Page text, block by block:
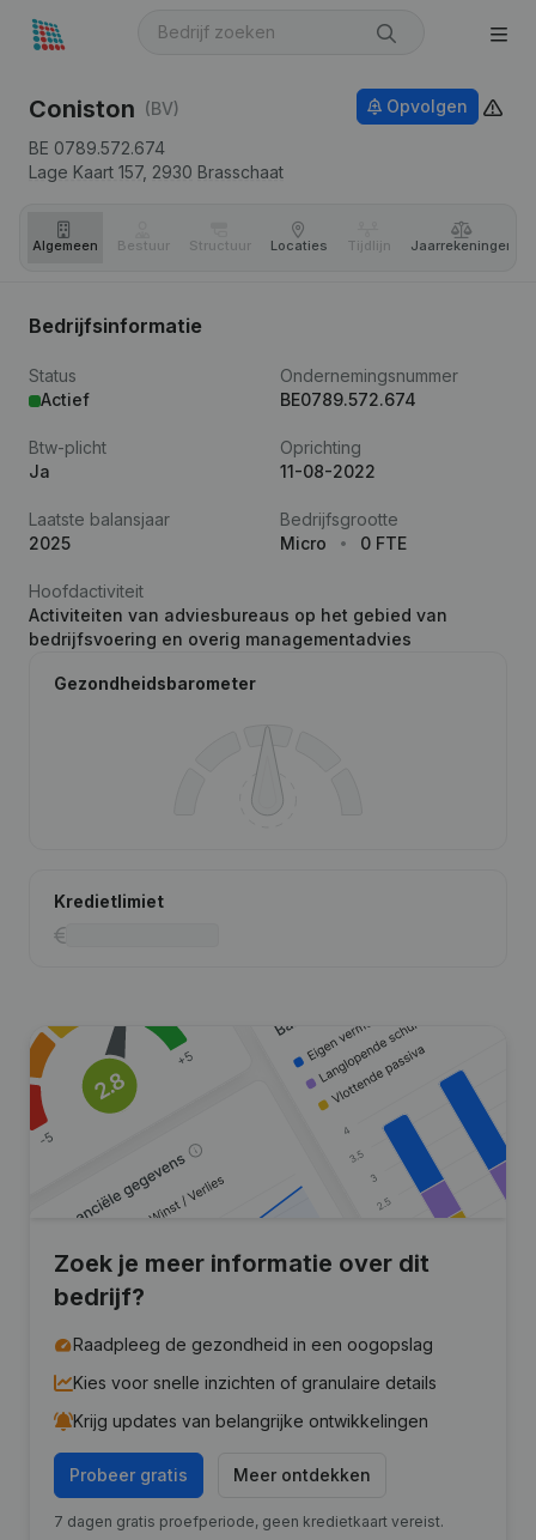
Coniston (BV)
BE 0789.572.674
Lage Kaart 157, 2930 Brasschaat
Opvolgen
Algemeen Bestuur Structuur Locaties Tijdlijn Jaar­rekeningen
Bedrijfsinformatie
Status
Actief
Ondernemingsnummer
BE0789.572.674
Btw-plicht
Ja
Oprichting
11-08-2022
Laatste balansjaar
2025
Bedrijfsgrootte
Micro
0 FTE
Hoofdactiviteit
Activiteiten van adviesbureaus op het gebied van
bedrijfsvoering en overig managementadvies
Gezondheidsbarometer
Kredietlimiet
Zoek je meer informatie over dit
bedrijf?
Raadpleeg de gezondheid in een oogopslag
Kies voor snelle inzichten of granulaire details
Krijg updates van belangrijke ontwikkelingen
Probeer gratis Meer ontdekken
7 dagen gratis proefperiode, geen kredietkaart vereist.